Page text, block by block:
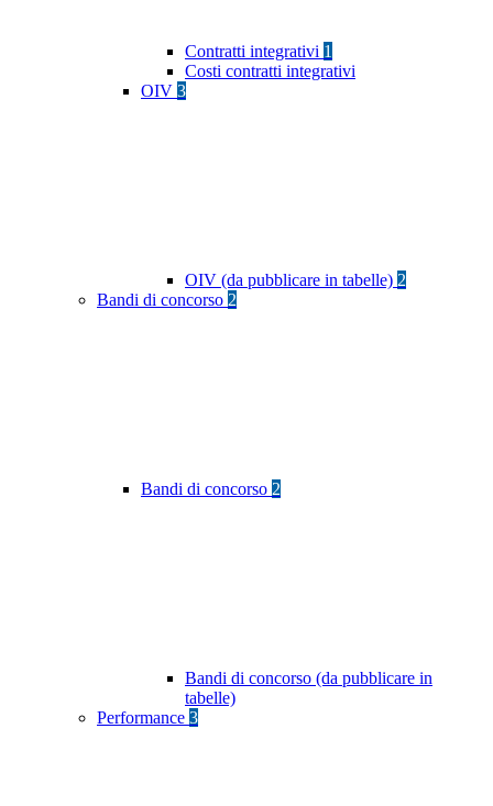
Contratti integrativi 1
Costi contratti integrativi
OIV 3
OIV (da pubblicare in tabelle) 2
Bandi di concorso 2
Bandi di concorso 2
Bandi di concorso (da pubblicare in
tabelle)
Performance 3